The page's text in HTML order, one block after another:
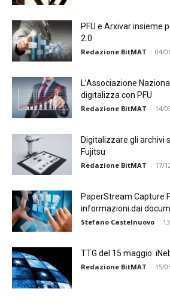
PFU e Arxivar insieme
2.0
Redazione BitMAT - 04/
L’Associazione
digitalizza con PFU
Redazione BitMAT - 14/
Digitalizzare gli archivi
Fujitsu
Redazione BitMAT - 17/
PaperStream Capture
informazioni dai
Stefano Castelnuovo -
TTG del 15 maggio:
Redazione BitMAT - 15/